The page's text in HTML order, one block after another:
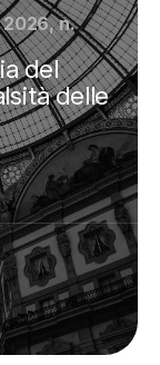
2026, n.
del
delle